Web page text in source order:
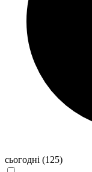
сьогодні (125)